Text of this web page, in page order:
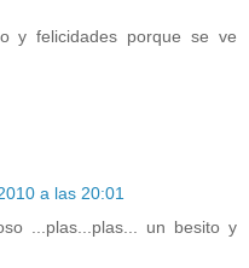
y felicidades porque se ve
a las 20:01
...plas...plas... un besito y